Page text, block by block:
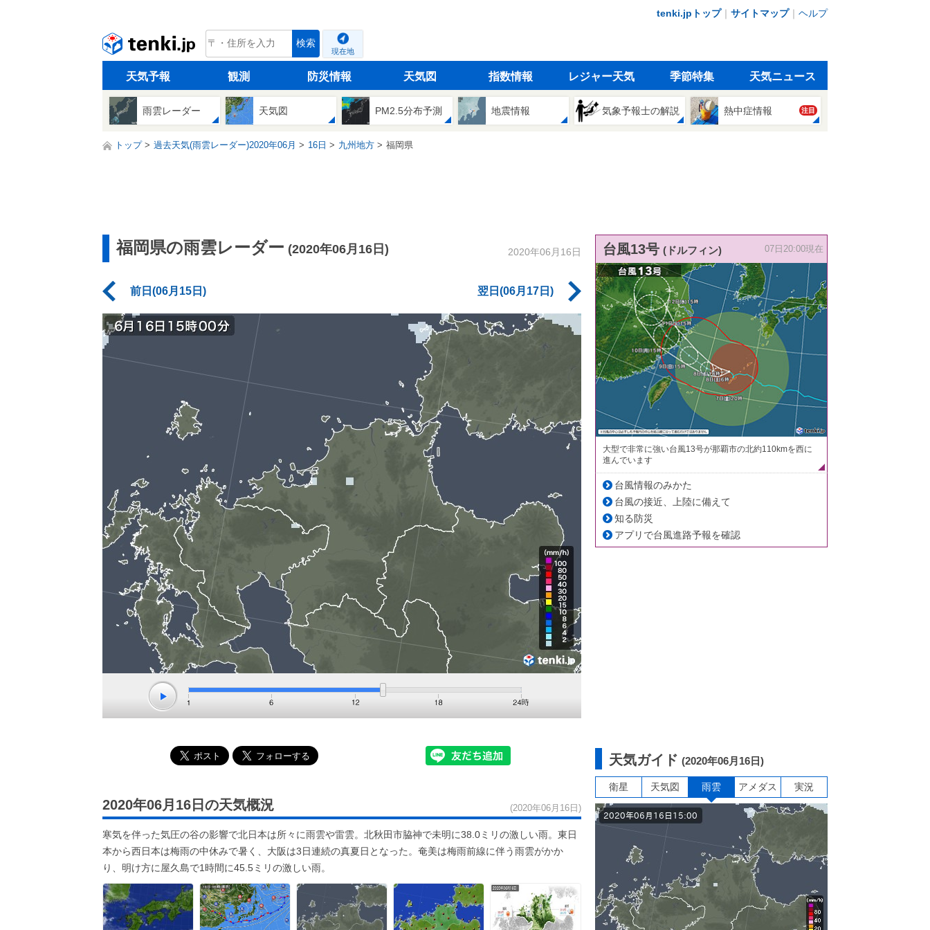
tenki.jpトップ｜ サイトマップ｜ ヘルプ
tenki.jp 検索
現在地
天気予報 観測 防災情報 天気図 指数情報 レジャー天気 季節特集 天気ニュース
雨雲レーダー 天気図 PM2.5分布予測 地震情報 気象予報士の解説 熱中症情報 注目
トップ 過去天気(雨雲レーダー)2020年06月 16日 九州地方 福岡県
福岡県の雨雲レーダー (2020年06月16日) 2020年06月16日
前日(06月15日) 翌日(06月17日)
2020年06月16日の天気概況 (2020年06月16日)
寒気を伴った気圧の谷の影響で北日本は所々に雨雲や雷雲。北秋田市脇神で未明に38.0ミリの激しい雨。東日
本から西日本は梅雨の中休みで暑く、大阪は3日連続の真夏日となった。奄美は梅雨前線に伴う雨雲がかか
り、明け方に屋久島で1時間に45.5ミリの激しい雨。
台風13号 (ドルフィン) 07日20:00現在
大型で非常に強い台風13号が那覇市の北約110kmを西に
進んでいます
台風情報のみかた
台風の接近、上陸に備えて
知る防災
アプリで台風進路予報を確認
天気ガイド (2020年06月16日)
衛星 天気図 雨雲 アメダス 実況